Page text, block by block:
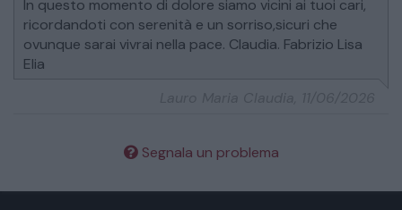
Partecipiamo commossi al vostro lutto.
In questo momento di dolore siamo vicini ai tuoi cari,
ricordandoti con serenità e un sorriso,sicuri che
ovunque sarai vivrai nella pace. Claudia. Fabrizio Lisa
Elia
Segnala un problema
Segnala un problema